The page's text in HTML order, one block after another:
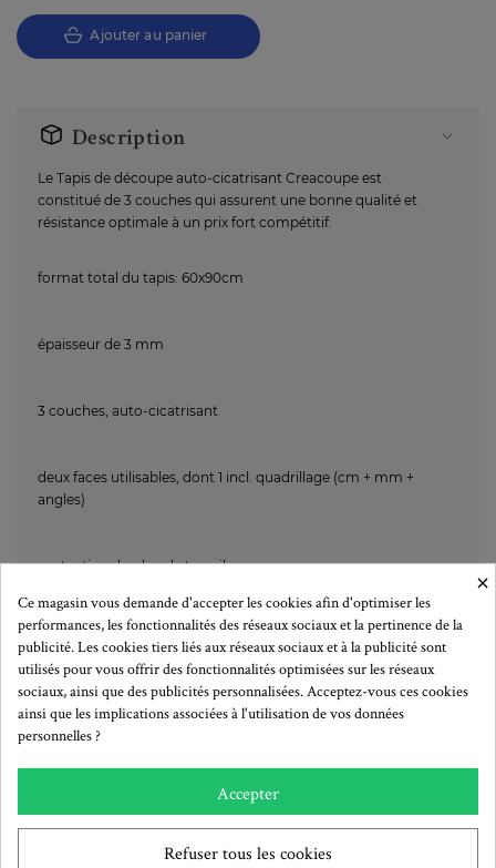
Ajouter au panier
Description
Le Tapis de découpe auto-cicatrisant Creacoupe est
constitué de 3 couches qui assurent une bonne qualité et
résistance optimale à un prix fort compétitif.
format total du tapis: 60x90cm
épaisseur de 3 mm
3 couches, auto-cicatrisant
deux faces utilisables, dont 1 incl. quadrillage (cm + mm +
angles)
protection du plan de travail
réduit l’usure des lames
Plus de détails
×
Ce magasin vous demande d'accepter les cookies afin d'optimiser les
performances, les fonctionnalités des réseaux sociaux et la pertinence de la
publicité. Les cookies tiers liés aux réseaux sociaux et à la publicité sont
utilisés pour vous offrir des fonctionnalités optimisées sur les réseaux
sociaux, ainsi que des publicités personnalisées. Acceptez-vous ces cookies
ainsi que les implications associées à l'utilisation de vos données
personnelles ?
Accepter
Refuser tous les cookies